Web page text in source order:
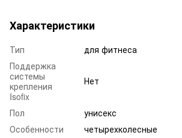
Характеристики
Тип
для фитнеса
Поддержка
системы
крепления
Isofix
Нет
Пол
унисекс
Особенности
четырехколесные